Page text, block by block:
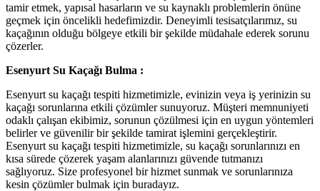
tamir etmek, yapısal hasarların ve su kaynaklı problemlerin önüne
geçmek için öncelikli hedefimizdir. Deneyimli tesisatçılarımız, su
kaçağının olduğu bölgeye etkili bir şekilde müdahale ederek sorunu
çözerler.
Esenyurt Su Kaçağı Bulma :
Esenyurt su kaçağı tespiti hizmetimizle, evinizin veya iş yerinizin su
kaçağı sorunlarına etkili çözümler sunuyoruz. Müşteri memnuniyeti
odaklı çalışan ekibimiz, sorunun çözülmesi için en uygun yöntemleri
belirler ve güvenilir bir şekilde tamirat işlemini gerçekleştirir.
Esenyurt su kaçağı tespiti hizmetimizle, su kaçağı sorunlarınızı en
kısa sürede çözerek yaşam alanlarınızı güvende tutmanızı
sağlıyoruz. Size profesyonel bir hizmet sunmak ve sorunlarınıza
kesin çözümler bulmak için buradayız.